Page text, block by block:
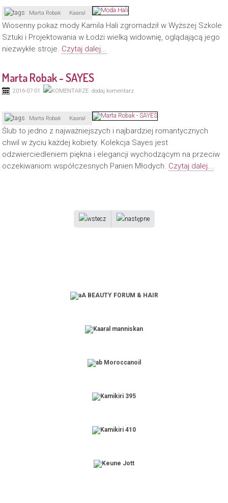
Marta Robak Kaaral
Wiosenny pokaz mody Kamila Hali zgromadził w Wyższej Szkole
Sztuki i Projektowania w Łodzi wielką widownię, oglądającą jego
niezwykłe stroje. Czytaj dalej...
Marta Robak - SAYES
2016-07-01 dodaj komentarz
Marta Robak Kaaral
Ślub to jedno z najważniejszych i najbardziej romantycznych
chwil w życiu każdej kobiety. Kolekcja Sayes jest
odzwierciedleniem piękna i elegancji wychodzącym na przeciw
oczekiwaniom współczesnych Panien Młodych. Czytaj dalej...